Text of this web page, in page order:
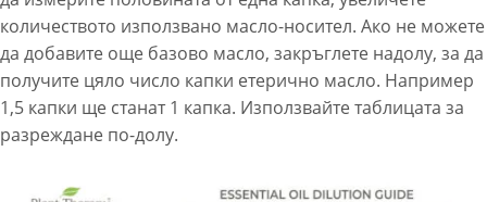
количеството използвано масло-носител. Ако не можете
да добавите още базово масло, закръглете надолу, за да
получите цяло число капки етерично масло. Например
1,5 капки ще станат 1 капка. Използвайте таблицата за
разреждане по-долу.